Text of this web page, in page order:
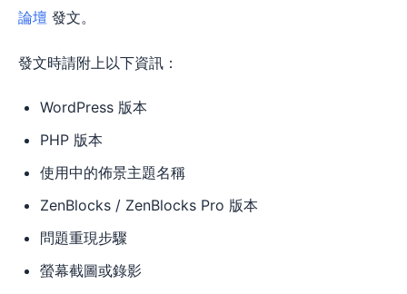
論壇 發文。
發文時請附上以下資訊：
WordPress 版本
PHP 版本
使用中的佈景主題名稱
ZenBlocks / ZenBlocks Pro 版本
問題重現步驟
螢幕截圖或錄影